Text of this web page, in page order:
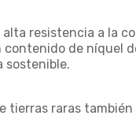
resistencia a la
de níquel
sostenible.
tierras raras